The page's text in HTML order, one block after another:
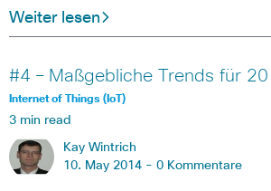
Weiter lesen
#4 – Maßgebliche Trends für
Internet of Things (IoT)
3 min read
Kay Wintrich
10. May 2014 - 0 Kommentare